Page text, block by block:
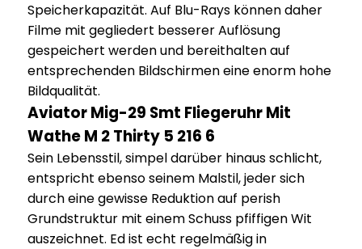
Speicherkapazität. Auf Blu-Rays können daher
Filme mit gegliedert besserer Auflösung
gespeichert werden und bereithalten auf
entsprechenden Bildschirmen eine enorm hohe
Bildqualität.
Aviator Mig-29 Smt Fliegeruhr Mit
Wathe M 2 Thirty 5 216 6
Sein Lebensstil, simpel darüber hinaus schlicht,
entspricht ebenso seinem Malstil, jeder sich
durch eine gewisse Reduktion auf perish
Grundstruktur mit einem Schuss pfiffigen Wit
auszeichnet. Ed ist echt regelmäßig in